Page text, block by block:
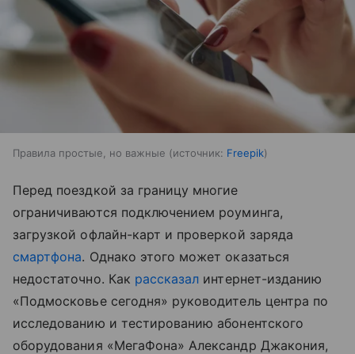
Правила простые, но важные источник: Freepik
Перед поездкой за границу многие
ограничиваются подключением роуминга,
загрузкой офлайн-карт и проверкой заряда
смартфона. Однако этого может оказаться
недостаточно. Как рассказал интернет-изданию
«Подмосковье сегодня» руководитель центра по
исследованию и тестированию абонентского
оборудования «МегаФона» Александр Джакония,